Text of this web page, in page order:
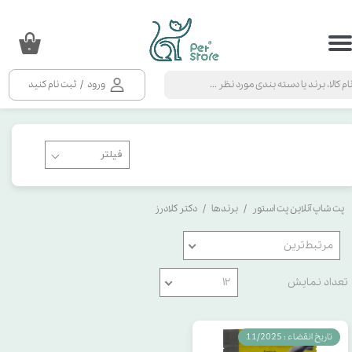
ورود / ثبت نام کنید
حساب کاربری من
سفارشات
۰
پت شاپ آنلاین پت استور برندها دکتر کلادرز
مرتبط‌ترین
تعداد نمایش ۱۲
تاریخ انقضاء : 11/2025